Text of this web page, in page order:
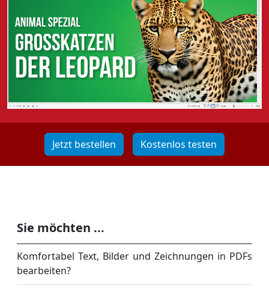
Jetzt bestellen Kostenlos testen
Sie möchten ...
Komfortabel Text, Bilder und Zeichnungen in PDFs
bearbeiten?